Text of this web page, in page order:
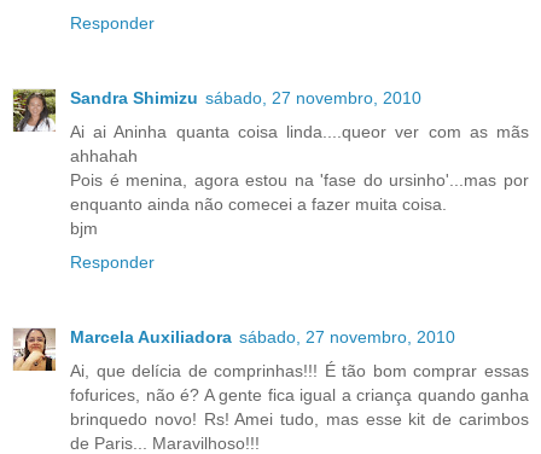
Responder
Sandra Shimizu sábado, 27 novembro, 2010
Ai ai Aninha quanta coisa linda....queor ver com as mãs
ahhahah
Pois é menina, agora estou na 'fase do ursinho'...mas por
enquanto ainda não comecei a fazer muita coisa.
bjm
Responder
Marcela Auxiliadora sábado, 27 novembro, 2010
Ai, que delícia de comprinhas!!! É tão bom comprar essas
fofurices, não é? A gente fica igual a criança quando ganha
brinquedo novo! Rs! Amei tudo, mas esse kit de carimbos
de Paris... Maravilhoso!!!